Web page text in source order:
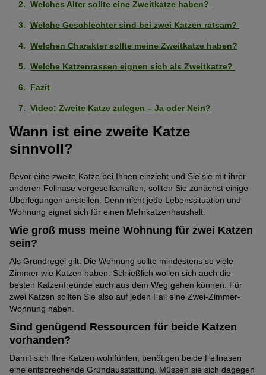
Welches Alter sollte eine Zweitkatze haben?
Welche Geschlechter sind bei zwei Katzen ratsam?
Welchen Charakter sollte meine Zweitkatze haben?
Welche Katzenrassen eignen sich als Zweitkatze?
Fazit
Video: Zweite Katze zulegen – Ja oder Nein?
Wann ist eine zweite Katze
sinnvoll?
Bevor eine zweite Katze bei Ihnen einzieht und Sie sie mit ihrer
anderen Fellnase vergesellschaften, sollten Sie zunächst einige
Überlegungen anstellen. Denn nicht jede Lebenssituation und
Wohnung eignet sich für einen Mehrkatzenhaushalt.
Wie groß muss meine Wohnung für zwei Katzen
sein?
Als Grundregel gilt: Die Wohnung sollte mindestens so viele
Zimmer wie Katzen haben. Schließlich wollen sich auch die
besten Katzenfreunde auch aus dem Weg gehen können.
Für
zwei Katzen sollten Sie also auf jeden Fall eine Zwei-Zimmer-
Wohnung haben.
Sind genügend Ressourcen für beide Katzen
vorhanden?
Damit sich Ihre Katzen wohlfühlen, benötigen beide Fellnasen
eine entsprechende Grundausstattung. Müssen sie sich dagegen